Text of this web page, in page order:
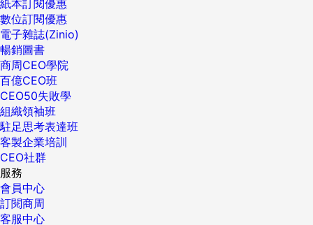
紙本訂閱優惠
數位訂閱優惠
電子雜誌(Zinio)
暢銷圖書
商周CEO學院
百億CEO班
CEO50失敗學
組織領袖班
駐足思考表達班
客製企業培訓
CEO社群
服務
會員中心
訂閱商周
客服中心